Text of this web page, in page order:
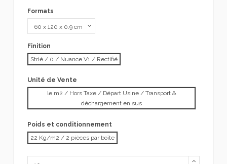
Formats
Finition
Strié / 0 / Nuance V1 / Rectifié
Unité de Vente
le m2 / Hors Taxe / Départ Usine / Transport &
déchargement en sus
Poids et conditionnement
22 Kg/m2 / 2 pièces par boîte